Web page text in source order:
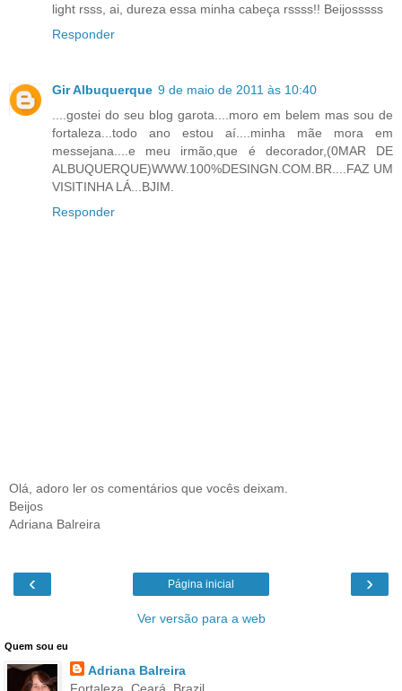
light rsss, ai, dureza essa minha cabeça rssss!! Beijosssss
Responder
Gir Albuquerque 9 de maio de 2011 às 10:40
....gostei do seu blog garota....moro em belem mas sou de
fortaleza...todo ano estou aí....minha mãe mora em
messejana....e meu irmão,que é decorador,(0MAR DE
ALBUQUERQUE)WWW.100%DESINGN.COM.BR....FAZ UM
VISITINHA LÁ...BJIM.
Responder
Olá, adoro ler os comentários que vocês deixam.
Beijos
Adriana Balreira
‹ ›
Página inicial
Ver versão para a web
Quem sou eu
Adriana Balreira